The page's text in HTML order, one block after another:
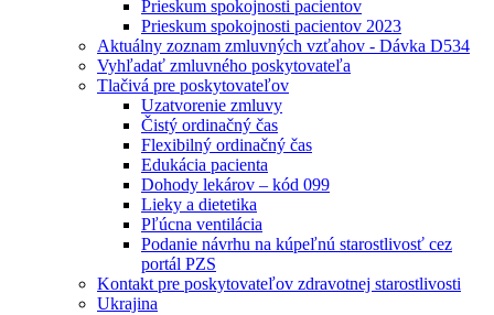
Prieskum spokojnosti pacientov
Prieskum spokojnosti pacientov 2023
Aktuálny zoznam zmluvných vzťahov - Dávka D534
Vyhľadať zmluvného poskytovateľa
Tlačivá pre poskytovateľov
Uzatvorenie zmluvy
Čistý ordinačný čas
Flexibilný ordinačný čas
Edukácia pacienta
Dohody lekárov – kód 099
Lieky a dietetika
Pľúcna ventilácia
Podanie návrhu na kúpeľnú starostlivosť cez
portál PZS
Kontakt pre poskytovateľov zdravotnej starostlivosti
Ukrajina